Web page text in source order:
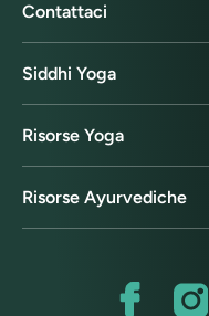
Contattaci
Siddhi Yoga
Risorse Yoga
Risorse Ayurvediche